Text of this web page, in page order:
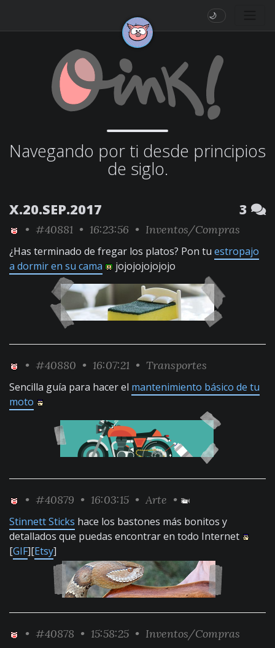
🌙
Navegando por ti desde principios
de siglo.
X.20.SEP.2017 3
• #40881 • 16:23:56 • Inventos/Compras
¿Has terminado de fregar los platos? Pon tu estropajo
a dormir en su cama
jojojojojojojo
• #40880 • 16:07:21 • Transportes
Sencilla guía para hacer el mantenimiento básico de tu
moto
• #40879 • 16:03:15 • Arte •
Stinnett Sticks hace los bastones más bonitos y
detallados que puedas encontrar en todo Internet
[GIF][Etsy]
• #40878 • 15:58:25 • Inventos/Compras